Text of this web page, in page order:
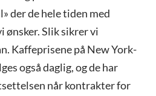
der de hele tiden med
ønsker. Slik sikrer vi
Kaffeprisene på New York-
også daglig, og de har
når kontrakter for